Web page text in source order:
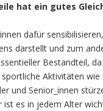
hat ein gutes
dafür
darstellt und zum
Bestandteil,
Aktivitäten wie
und Senior_innen
es in jedem Alter